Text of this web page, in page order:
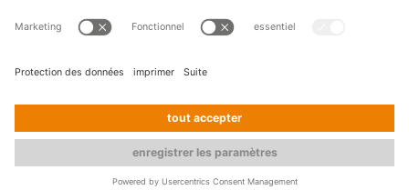
Mentions légales
Terms and conditions of assembly
Protection des données
Contact
Presse
Regalanlagen